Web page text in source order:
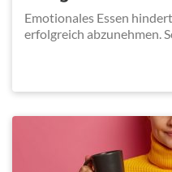
Emotionales Essen
erfolgreich abzunehmen.